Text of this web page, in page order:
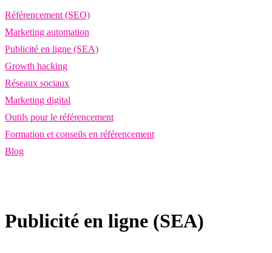
Référencement (SEO)
Marketing automation
Publicité en ligne (SEA)
Growth hacking
Réseaux sociaux
Marketing digital
Outils pour le référencement
Formation et conseils en référencement
Blog
Publicité en ligne (SEA)